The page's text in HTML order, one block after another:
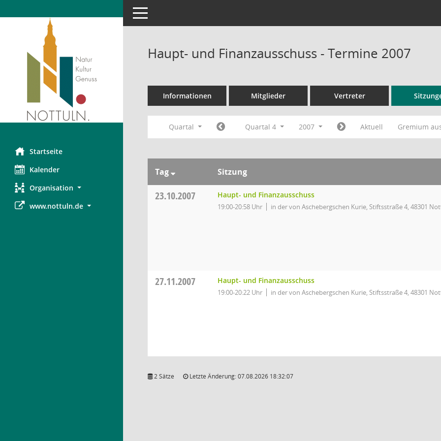
Startseite
Kalender
Organisation
www.nottuln.de
Toggle navigation
Haupt- und Finanzausschuss - Termine 2007
Informationen Mitglieder Vertreter
Quartal Quartal 4 2007 Aktuell Gremium
Tag Sitzung
23.10.2007 Haupt- und Finanzausschuss
19:00-20:58 Uhr in der von Aschebergschen Kurie, Stiftsstraße 4, 48301
27.11.2007 Haupt- und Finanzausschuss
19:00-20:22 Uhr in der von Aschebergschen Kurie, Stiftsstraße 4, 48301
2 Sätze Letzte Änderung: 07.08.2026 18:32:07